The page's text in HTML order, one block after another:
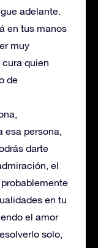
adelante.
en tus manos
muy
quien
de
esa persona,
darte
el
en tu
el amor
solo,